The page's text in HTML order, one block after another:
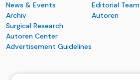
News & Events
Archiv
Surgical Research
Autoren Center
Advertisement Guidelines
Editorial Team
Autoren